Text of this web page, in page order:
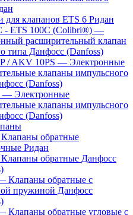
для клапанов ETS 6 Ридан
- ETS 100C (Colibri®) —
расширительный клапан
типа Данфосс (Danfoss)
/ AKV 10PS — Электронные
клапаны импульсного
(Danfoss)
— Электронные
клапаны импульсного
(Danfoss)
обратные
Ридан
обратные Данфосс
Клапаны обратные с
пружиной Данфосс
Клапаны обратные угловые с